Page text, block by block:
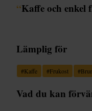
“Kaffe och enkel
Lämplig för
#Kaffe #Frukost #
Vad du kan